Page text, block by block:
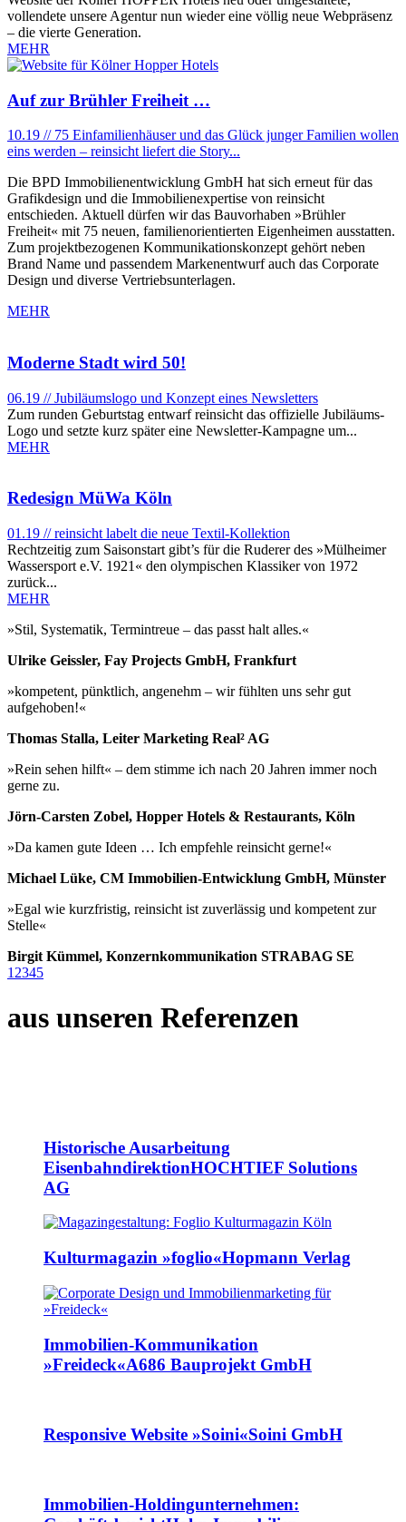
vollendete unsere Agentur nun wieder eine völlig neue Webpräsenz
– die vierte Generation.
MEHR
Auf zur Brühler Freiheit …
10.19 // 75 Einfamilienhäuser und das Glück junger Familien wollen
eins werden – reinsicht liefert die Story...
Die BPD Immobilienentwicklung GmbH hat sich erneut für das
Grafikdesign und die Immobilienexpertise von reinsicht
entschieden. Aktuell dürfen wir das Bauvorhaben »Brühler
Freiheit« mit 75 neuen, familienorientierten Eigenheimen ausstatten.
Zum projektbezogenen Kommunikationskonzept gehört neben
Brand Name und passendem Markenentwurf auch das Corporate
Design und diverse Vertriebsunterlagen.
MEHR
Moderne Stadt wird 50!
06.19 // Jubiläumslogo und Konzept eines Newsletters
Zum runden Geburtstag entwarf reinsicht das offizielle Jubiläums-
Logo und setzte kurz später eine Newsletter-Kampagne um...
MEHR
Redesign MüWa Köln
01.19 // reinsicht labelt die neue Textil-Kollektion
Rechtzeitig zum Saisonstart gibt’s für die Ruderer des »Mülheimer
Wassersport e.V. 1921« den olympischen Klassiker von 1972
zurück...
MEHR
»Stil, Systematik, Termintreue – das passt halt alles.«
Ulrike Geissler, Fay Projects GmbH, Frankfurt
»kompetent, pünktlich, angenehm – wir fühlten uns sehr gut
aufgehoben!«
Thomas Stalla, Leiter Marketing Real² AG
»Rein sehen hilft« – dem stimme ich nach 20 Jahren immer noch
gerne zu.
Jörn-Carsten Zobel, Hopper Hotels & Restaurants, Köln
»Da kamen gute Ideen … Ich empfehle reinsicht gerne!«
Michael Lüke, CM Immobilien-Entwicklung GmbH, Münster
»Egal wie kurzfristig, reinsicht ist zuverlässig und kompetent zur
Stelle«
Birgit Kümmel, Konzernkommunikation STRABAG SE
1 2345
aus unseren Referenzen
Historische Ausarbeitung
EisenbahndirektionHOCHTIEF Solutions
AG
Kulturmagazin »foglio«Hopmann Verlag
Immobilien-Kommunikation
»Freideck«A686 Bauprojekt GmbH
Responsive Website »Soini«Soini GmbH
Immobilien-Holdingunternehmen: